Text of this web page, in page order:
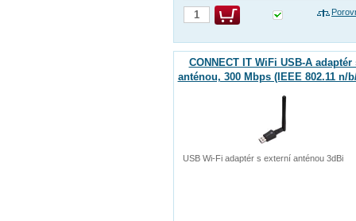
CONNECT IT WiFi USB-A adaptér
anténou, 300 Mbps (IEEE 802.11 n/
USB Wi-Fi adaptér s externí anténou 3dBi